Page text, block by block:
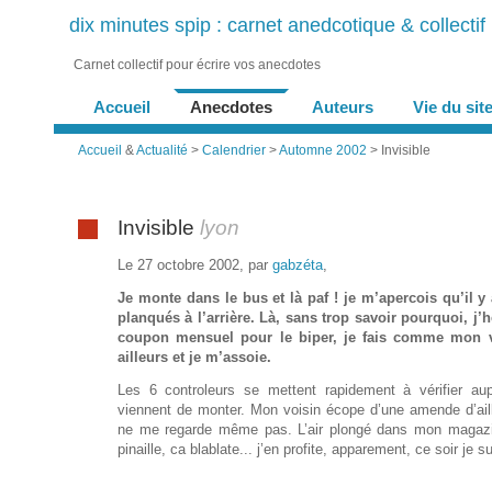
dix minutes spip : carnet anedcotique & collectif
Carnet collectif pour écrire vos anecdotes
Accueil Anecdotes Auteurs Vie du site
Accueil &Actualité >Calendrier >Automne 2002 > Invisible
Invisible lyon
Le 27 octobre 2002, pargabzéta
Je monte dans le bus et là paf ! je m’apercois qu’il
planqués à l’arrière. Là, sans trop savoir pourquoi,
coupon mensuel pour le biper, je fais comme mon
ailleurs et je m’assoie.
Les 6 controleurs se mettent rapidement à vérifier
viennent de monter. Mon voisin écope d’une amende
ne me regarde même pas. L’air plongé dans mon
pinaille, ca blablate... j’en profite, apparement, ce soir je